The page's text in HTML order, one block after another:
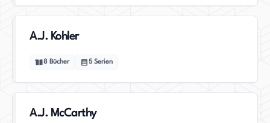
A.J. Kohler
8 Bücher 5 Serien
A.J. McCarthy